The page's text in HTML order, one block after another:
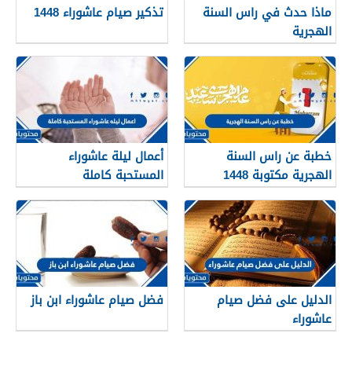
ماذا حدث في راس السنة
الهجرية
تذكير صيام عاشوراء 1448
خطبة عن راس السنة
الهجرية مكتوبة 1448
أعمال ليلة عاشوراء
المستحبة كاملة
الدليل على فضل صيام
عاشوراء
فضل صيام عاشوراء ابن باز